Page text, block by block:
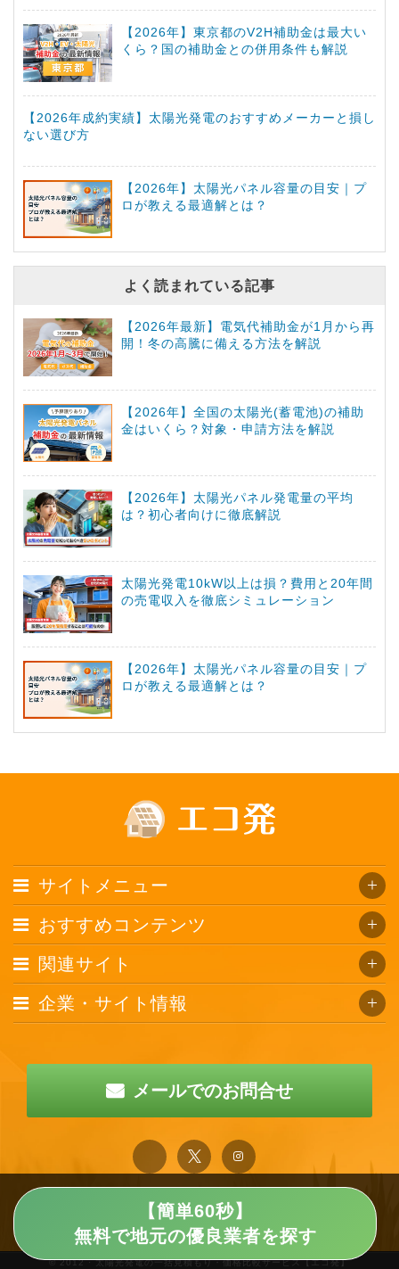
【2026年】東京都のV2H補助金は最大い
くら？国の補助金との併用条件も解説
【2026年成約実績】太陽光発電のおすすめメーカーと損し
ない選び方
【2026年】太陽光パネル容量の目安｜プ
ロが教える最適解とは？
よく読まれている記事
【2026年最新】電気代補助金が1月から再
開！冬の高騰に備える方法を解説
【2026年】全国の太陽光(蓄電池)の補助
金はいくら？対象・申請方法を解説
【2026年】太陽光パネル発電量の平均
は？初心者向けに徹底解説
太陽光発電10kW以上は損？費用と20年間
の売電収入を徹底シミュレーション
【2026年】太陽光パネル容量の目安｜プ
ロが教える最適解とは？
【簡単60秒】
無料で地元の優良業者を探す
サイトメニュー
おすすめコンテンツ
関連サイト
企業・サイト情報
メールでのお問合せ
© 2012 · 太陽光発電の一括見積もり・価格比較サービス【エコ発】